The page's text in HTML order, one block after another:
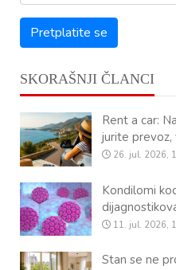
SKORAŠNJI ČLANCI
Rent a car:
jurite prevoz,
26. jul. 2026,
Kondilomi
11. jul. 2026,
Stan se ne